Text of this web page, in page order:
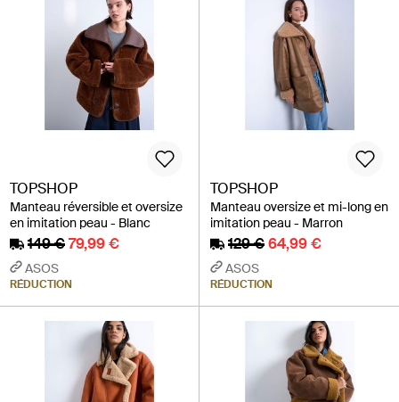
TOPSHOP
Manteau réversible et oversize
en imitation peau - Blanc
149 €79,99 €
ASOS
RÉDUCTION
TOPSHOP
Manteau oversize et mi-long en
imitation peau - Marron
129 €64,99 €
ASOS
RÉDUCTION